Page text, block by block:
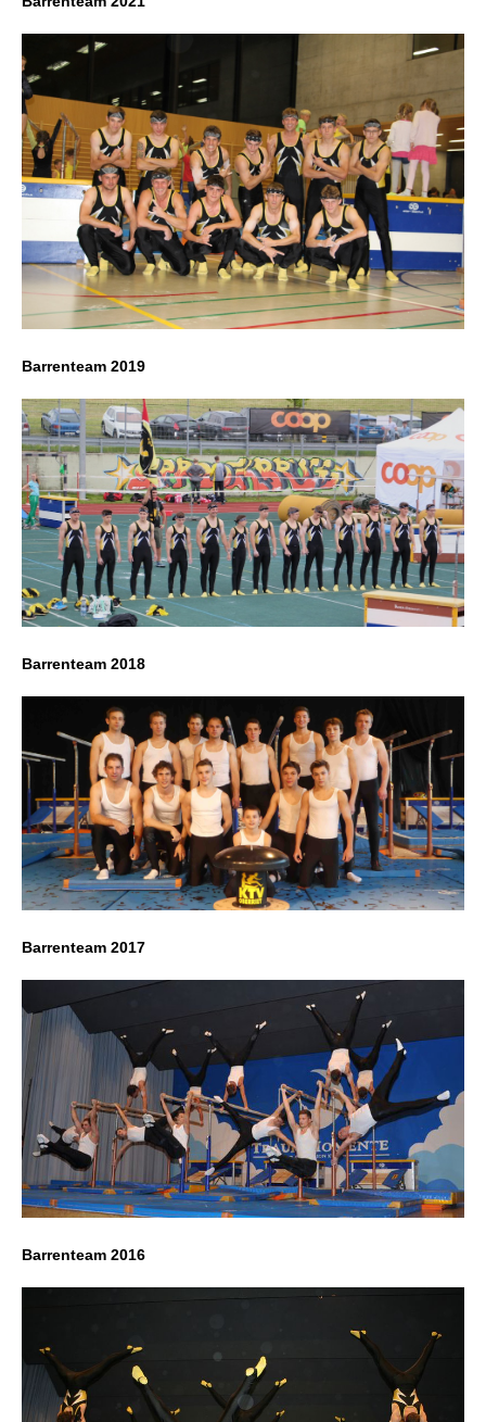
Barrenteam 2019
Barrenteam 2018
Barrenteam 2017
Barrenteam 2016